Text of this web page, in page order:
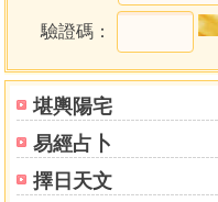
堪輿陽宅
易經占卜
擇日天文
驗證碼：